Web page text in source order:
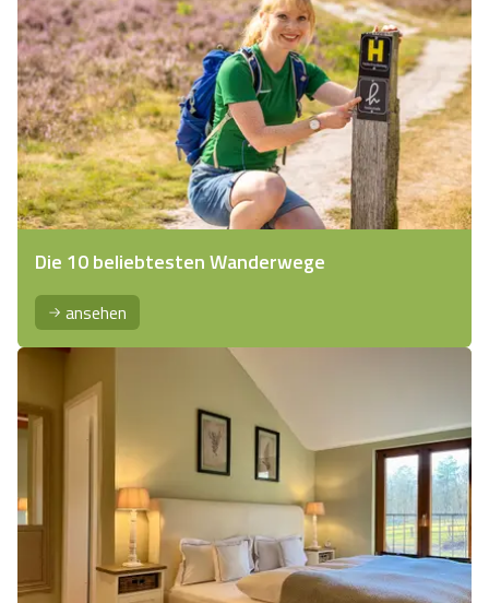
Die 10 beliebtesten Wanderwege
ansehen